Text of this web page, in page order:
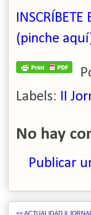
INSCRÍBETE
(pinche
Labels: II
No hay
Publicar
<< ACTUALIDAD II